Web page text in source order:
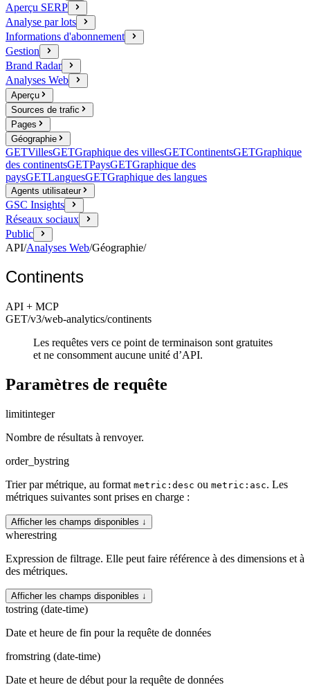
Aperçu SERP
Analyse par lots
Informations d'abonnement
Gestion
Brand Radar
Analyses Web
Aperçu
Sources de trafic
Pages
Géographie
GETVillesGETGraphique des villesGETContinentsGETGraphique
des continentsGETPaysGETGraphique des
paysGETLanguesGETGraphique des langues
Agents utilisateur
GSC Insights
Réseaux sociaux
Public
API/Analyses Web/Géographie/
Continents
API + MCP
GET/v3/web-analytics/continents
Les requêtes vers ce point de terminaison sont gratuites
et ne consomment aucune unité d’API.
Paramètres de requête
limitinteger
Nombre de résultats à renvoyer.
order_bystring
Trier par métrique, au format metric:desc ou metric:asc. Les
métriques suivantes sont prises en charge :
Afficher les champs disponibles ↓
wherestring
Expression de filtrage. Elle peut faire référence à des dimensions et à
des métriques.
Afficher les champs disponibles ↓
tostring (date-time)
Date et heure de fin pour la requête de données
fromstring (date-time)
Date et heure de début pour la requête de données